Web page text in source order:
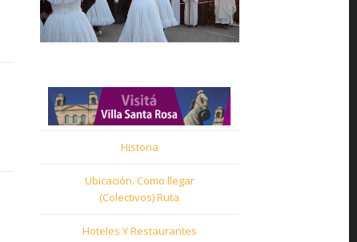
Historia
Ubicación. Como llegar
(Colectivos) Ruta
Hoteles Y Restaurantes